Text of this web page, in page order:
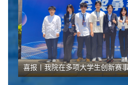
喜报丨我院在多项大学生创新赛